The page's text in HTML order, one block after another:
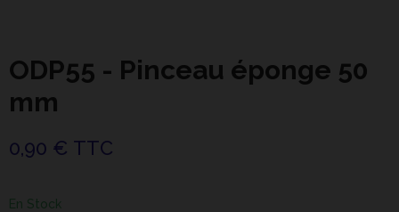
ODP55 - Pinceau éponge 50
mm
0,90 € TTC
En Stock